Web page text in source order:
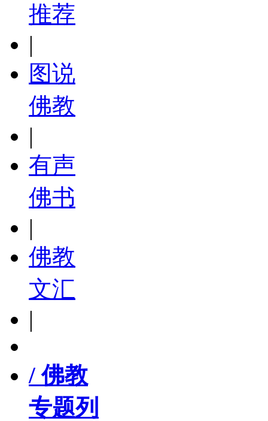
推荐
|
图说
佛教
|
有声
佛书
|
佛教
文汇
|
/ 佛教
专题列